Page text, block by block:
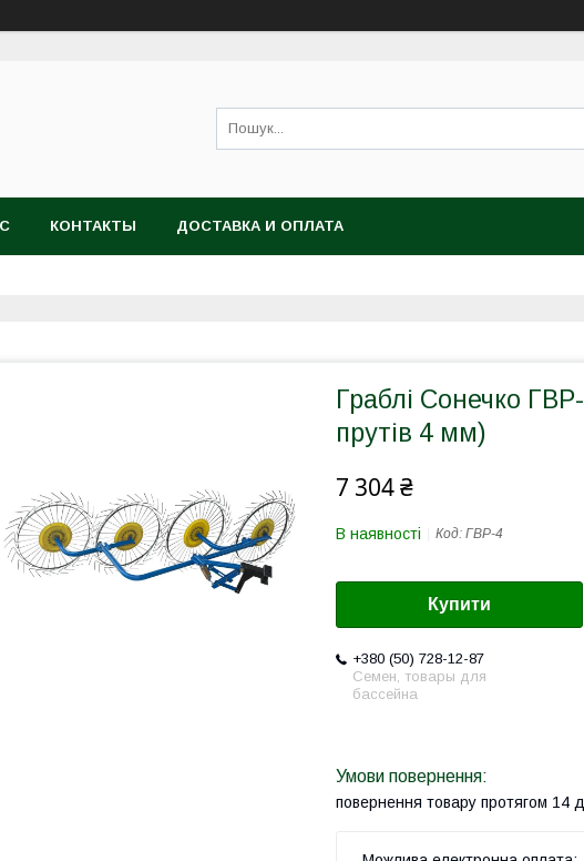
КОНТАКТЫ ДОСТАВКА И ОПЛАТА
Граблі Сонечко
прутів 4 мм)
7 304 ₴
В наявності Код: ГВР-4
Купити
+380 (50) 728-12-87
Семен, товары для
бассейна
повернення товару протягом 14